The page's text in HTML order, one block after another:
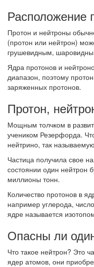
Расположение
Протон и нейтроны
(протон или нейтрон)
грушевидным,
Ядра протонов и
диапазон, поэтому
заряженных протонов.
Протон,
Мощным толчком в
учеником Резерфорда.
нейтрино, так
Частица получила свое
состоянии один нейтрон
миллионы тонн.
Количество протонов в
например углерода,
ядре называется
Опасны ли
Что такое нейтрон? Это
ядер атомов, они